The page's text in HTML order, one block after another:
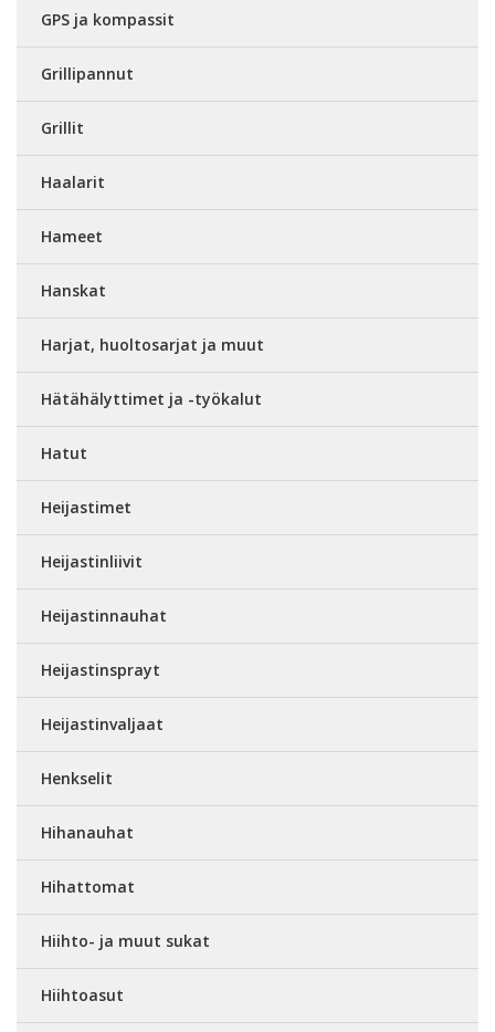
GPS ja kompassit
Grillipannut
Grillit
Haalarit
Hameet
Hanskat
Harjat, huoltosarjat ja muut
Hätähälyttimet ja -työkalut
Hatut
Heijastimet
Heijastinliivit
Heijastinnauhat
Heijastinsprayt
Heijastinvaljaat
Henkselit
Hihanauhat
Hihattomat
Hiihto- ja muut sukat
Hiihtoasut